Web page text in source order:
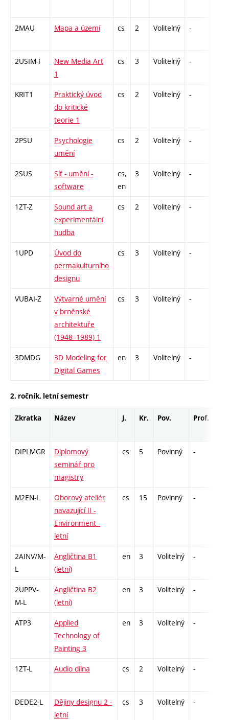
2MAU Mapa a území cs 2 Volitelný -
2USIM-I
New Media Art
1
cs 3 Volitelný -
KRIT1
Praktický úvod
do kritické
teorie 1
cs 2 Volitelný -
2PSU
Psychologie
umění
cs 2 Volitelný -
2SUS
Síť - umění -
software
cs,
en
3 Volitelný -
1ZT-Z
Sound art a
experimentální
hudba
cs 2 Volitelný -
1UPD
Úvod do
permakulturního
designu
cs 3 Volitelný -
VUBAI-Z
Výtvarné umění
v brněnské
architektuře
(1948–1989) 1
cs 3 Volitelný -
3DMDG
3D Modeling for
Digital Games
en 3 Volitelný -
2. ročník, letní semestr
Zkratka Název J. Kr. Pov. Prof.
DIPLMGR
Diplomový
seminář pro
magistry
cs 5 Povinný -
M2EN-L
Oborový ateliér
navazující II -
Environment -
letní
cs 15 Povinný -
2AINV/M-
L
Angličtina B1
(letní)
en 3 Volitelný -
2UPPV-
M-L
Angličtina B2
(letní)
en 3 Volitelný -
ATP3
Applied
Technology of
Painting 3
en 3 Volitelný -
1ZT-L Audio dílna cs 2 Volitelný -
DEDE2-L
Dějiny designu 2 -
letní
cs 3 Volitelný -